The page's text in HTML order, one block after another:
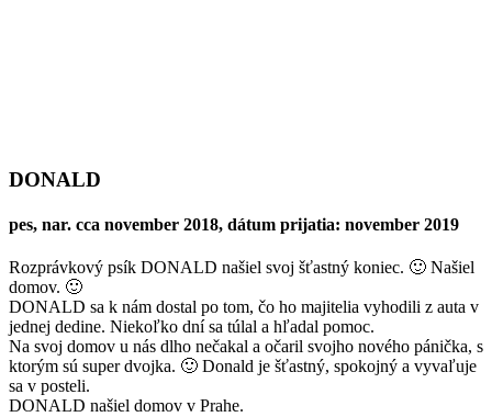
DONALD
pes, nar. cca november 2018, dátum prijatia: november 2019
Rozprávkový psík DONALD našiel svoj šťastný koniec. 🙂 Našiel
domov. 🙂
DONALD sa k nám dostal po tom, čo ho majitelia vyhodili z auta v
jednej dedine. Niekoľko dní sa túlal a hľadal pomoc.
Na svoj domov u nás dlho nečakal a očaril svojho nového pánička, s
ktorým sú super dvojka. 🙂 Donald je šťastný, spokojný a vyvaľuje
sa v posteli.
DONALD našiel domov v Prahe.